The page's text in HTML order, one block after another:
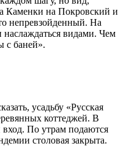
Каменки на Покровский и
непревзойденный. На
наслаждаться видами. Чем
с баней».
усадьбу «Русская
коттеджей. В
По утрам подаются
столовая закрыта.